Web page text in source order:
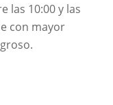
las 10:00 y las
con mayor